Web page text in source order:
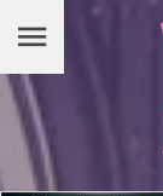
หน้าแรก
Chapter
List
1
ตอน
ที่